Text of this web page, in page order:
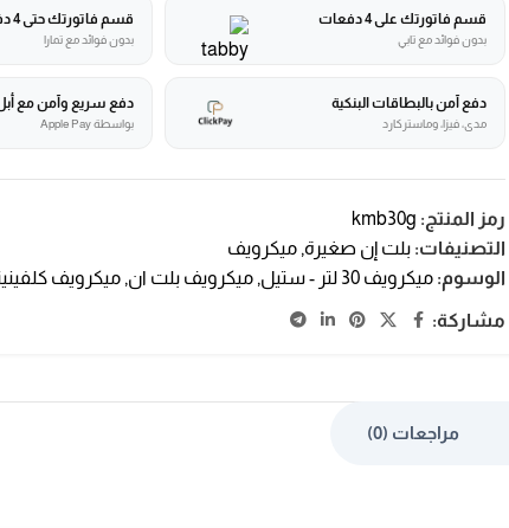
قسم فاتورتك على 4 دفعات
بدون فوائد مع تابي
قسم فاتورتك حتى 4 دفعات
بدون فوائد مع تمارا
دفع آمن بالبطاقات البنكية
مدى، فيزا، وماستركارد
دفع سريع وآمن مع
بواسطة Apple Pay
رمز المنتج: kmb30g
التصنيفات: بلت إن صغيرة, ميكرويف
الوسوم: ميكرويف 30 لتر - ستيل , ميكرويف بلت ان, ميكرويف
مشاركة:
مراجعات (0)